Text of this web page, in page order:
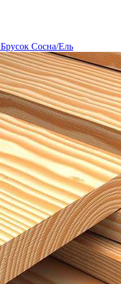
Брусок Сосна/Ель
Брусок Сосна/Ель